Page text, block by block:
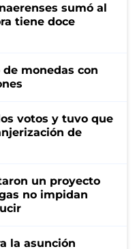
sumó al
tiene doce
monedas con
votos y tuvo que
de
un proyecto
no impidan
la asunción